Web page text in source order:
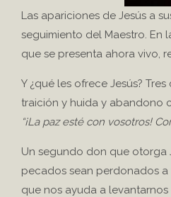
Las apariciones de Jesús a
seguimiento del Maestro. En
que se presenta ahora vivo,
Y ¿qué les ofrece Jesús?
traición y huida y abandono
“¡La paz esté con vosotros!
Un segundo don que otorga
pecados sean perdonados a
que nos ayuda a